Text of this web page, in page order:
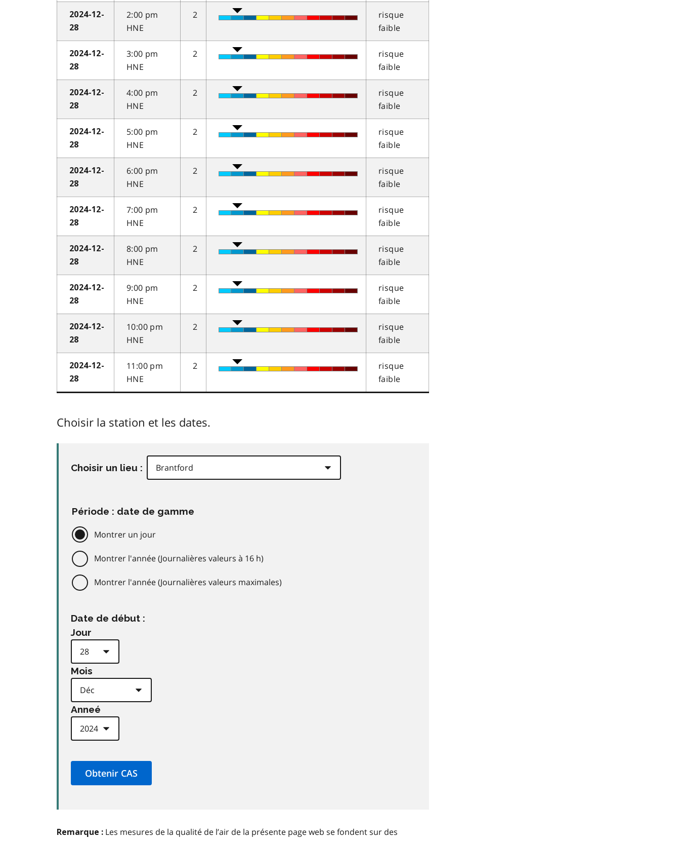
2024-12-
28
2:00 pm
HNE
2
risque
faible
2024-12-
28
3:00 pm
HNE
2
risque
faible
2024-12-
28
4:00 pm
HNE
2
risque
faible
2024-12-
28
5:00 pm
HNE
2
risque
faible
2024-12-
28
6:00 pm
HNE
2
risque
faible
2024-12-
28
7:00 pm
HNE
2
risque
faible
2024-12-
28
8:00 pm
HNE
2
risque
faible
2024-12-
28
9:00 pm
HNE
2
risque
faible
2024-12-
28
10:00 pm
HNE
2
risque
faible
2024-12-
28
11:00 pm
HNE
2
risque
faible
Choisir la station et les dates.
Choisir un lieu :
Période : date de gamme
Montrer un jour
Montrer l'année (Journalières valeurs à 16 h)
Montrer l'année (Journalières valeurs maximales)
Date de début :
Jour
Mois
Anneé
Remarque : Les mesures de la qualité de l’air de la présente page web se fondent sur des